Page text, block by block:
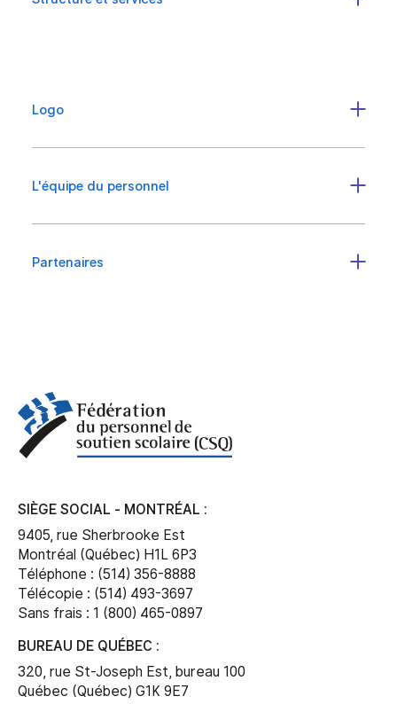
Logo
L'équipe du personnel
Partenaires
SIÈGE SOCIAL - MONTRÉAL :
9405, rue Sherbrooke Est
Montréal (Québec) H1L 6P3
Téléphone : (514) 356-8888
Télécopie : (514) 493-3697
Sans frais : 1 (800) 465-0897
BUREAU DE QUÉBEC :
320, rue St-Joseph Est, bureau 100
Québec (Québec) G1K 9E7